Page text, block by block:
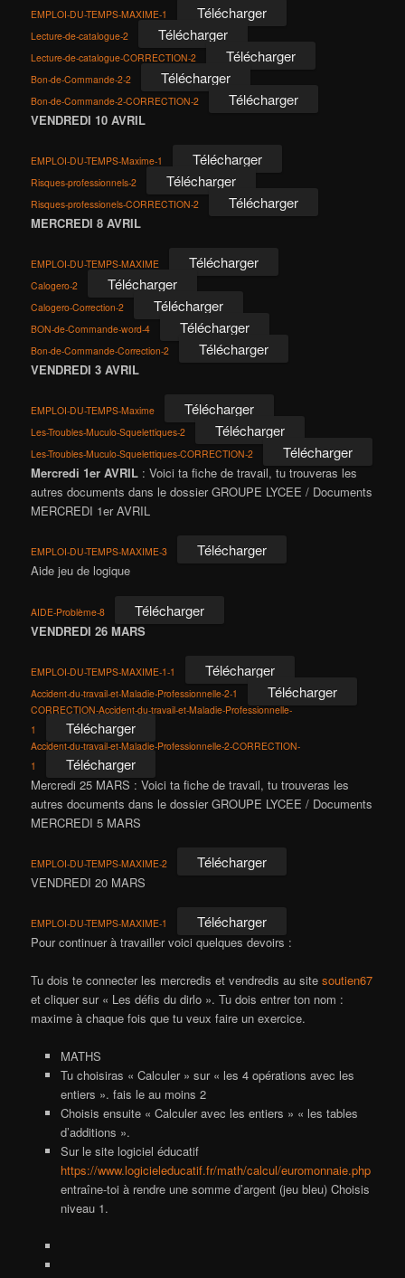
EMPLOI-DU-TEMPS-MAXIME-1 Télécharger
Lecture-de-catalogue-2 Télécharger
Lecture-de-catalogue-CORRECTION-2 Télécharger
Bon-de-Commande-2-2 Télécharger
Bon-de-Commande-2-CORRECTION-2 Télécharger
VENDREDI 10 AVRIL
EMPLOI-DU-TEMPS-Maxime-1 Télécharger
Risques-professionnels-2 Télécharger
Risques-professionels-CORRECTION-2 Télécharger
MERCREDI 8 AVRIL
EMPLOI-DU-TEMPS-MAXIME Télécharger
Calogero-2 Télécharger
Calogero-Correction-2 Télécharger
BON-de-Commande-word-4 Télécharger
Bon-de-Commande-Correction-2 Télécharger
VENDREDI 3 AVRIL
EMPLOI-DU-TEMPS-Maxime Télécharger
Les-Troubles-Muculo-Squelettiques-2 Télécharger
Les-Troubles-Muculo-Squelettiques-CORRECTION-2 Télécharger
Mercredi 1er AVRIL : Voici ta fiche de travail, tu trouveras les
autres documents dans le dossier GROUPE LYCEE / Documents
MERCREDI 1er AVRIL
EMPLOI-DU-TEMPS-MAXIME-3 Télécharger
Aide jeu de logique
AIDE-Problème-8 Télécharger
VENDREDI 26 MARS
EMPLOI-DU-TEMPS-MAXIME-1-1 Télécharger
Accident-du-travail-et-Maladie-Professionnelle-2-1 Télécharger
CORRECTION-Accident-du-travail-et-Maladie-Professionnelle-
1
Télécharger
Accident-du-travail-et-Maladie-Professionnelle-2-CORRECTION-
1
Télécharger
Mercredi 25 MARS : Voici ta fiche de travail, tu trouveras les
autres documents dans le dossier GROUPE LYCEE / Documents
MERCREDI 5 MARS
EMPLOI-DU-TEMPS-MAXIME-2 Télécharger
VENDREDI 20 MARS
EMPLOI-DU-TEMPS-MAXIME-1 Télécharger
Pour continuer à travailler voici quelques devoirs :
Tu dois te connecter les mercredis et vendredis au sitesoutien67
et cliquer sur « Les défis du dirlo ». Tu dois entrer ton nom :
maxime à chaque fois que tu veux faire un exercice.
MATHS
Tu choisiras « Calculer » sur « les 4 opérations avec les
entiers ». fais le au moins 2
Choisis ensuite « Calculer avec les entiers » « les tables
d’additions ».
Sur le site logiciel éducatif
https://www.logicieleducatif.fr/math/calcul/euromonnaie.php
entraîne-toi à rendre une somme d’argent (jeu bleu) Choisis
niveau 1.